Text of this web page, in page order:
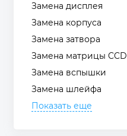
Замена дисплея
Замена корпуса
Замена затвора
Замена матрицы CCD
Замена вспышки
Замена шлейфа
Показать еще